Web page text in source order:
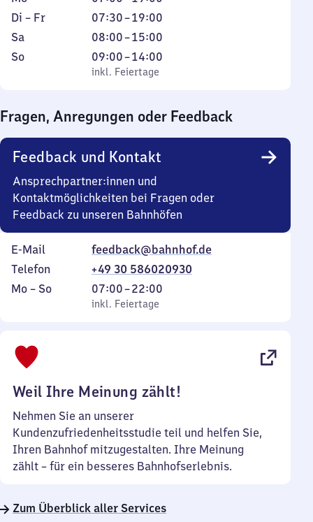
7
Uhr
19
Dienstag
bis
Freitag
Di – Fr 07:30–19:00
Von
7
Uhr
30
Uhr
Samstag
Sa 08:00–15:00
Von
8
Uhr
Uhr
Sonntag
So,
inkl. Feiertage
09:00–14:00
Von
9
14
Uhr
inkl. Feiertage
Fragen, Anregungen oder Feedback
Feedback und Kontakt
Ansprechpartner:innen und
Kontaktmöglichkeiten bei Fragen oder
Feedback zu unseren Bahnhöfen
E-Mail
feedback@bahnhof.de
Telefon
+49 30 586020930
Montag
Mo – So,
inkl. Feiertage
07:00–22:00
Von
7
inkl. Feiertage
Weil Ihre Meinung zählt!
Nehmen Sie an unserer
Kundenzufriedenheitsstudie teil und helfen Sie,
Ihren Bahnhof mitzugestalten. Ihre Meinung
zählt – für ein besseres Bahnhofserlebnis.
Zum Überblick aller Services